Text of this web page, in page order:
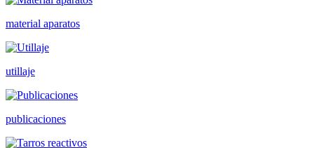
material aparatos
utillaje
publicaciones